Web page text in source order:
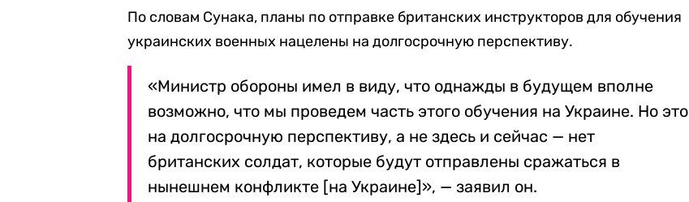
По словам Сунака, планы по отправке британских инструкторов для обучения
украинских военных нацелены на долгосрочную перспективу.
«Министр обороны имел в виду, что однажды в будущем вполне
возможно, что мы проведем часть этого обучения на Украине. Но это
на долгосрочную перспективу, а не здесь и сейчас — нет
британских солдат, которые будут отправлены сражаться в
нынешнем конфликте [на Украине]», — заявил он.